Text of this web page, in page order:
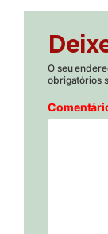
O seu
obrigatórios